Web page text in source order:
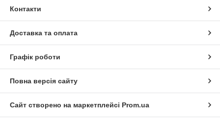
Контакти
Доставка та оплата
Графік роботи
Повна версія сайту
Сайт створено на маркетплейсі Prom.ua